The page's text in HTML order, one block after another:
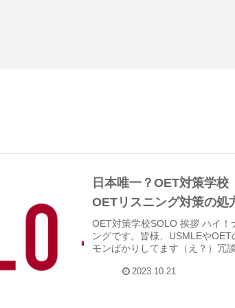
日本唯一？OET対策学校
OETリスニング対策の処
OET対策学校SOLO 挨拶 ハイ！
ングです。皆様、USMLEや
モンばかりしてます（え？）冗談
2023.10.21